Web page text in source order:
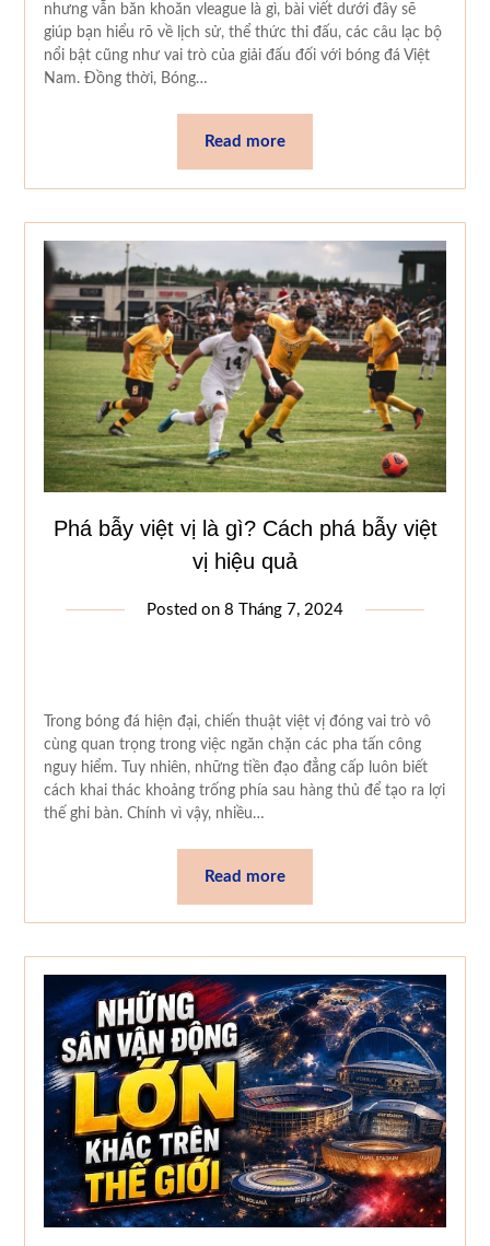
nhưng vẫn băn khoăn vleague là gì, bài viết dưới đây sẽ
giúp bạn hiểu rõ về lịch sử, thể thức thi đấu, các câu lạc bộ
nổi bật cũng như vai trò của giải đấu đối với bóng đá Việt
Nam. Đồng thời, Bóng…
Read more
Phá bẫy việt vị là gì? Cách phá bẫy việt
vị hiệu quả
Posted on 8 Tháng 7, 2024
Trong bóng đá hiện đại, chiến thuật việt vị đóng vai trò vô
cùng quan trọng trong việc ngăn chặn các pha tấn công
nguy hiểm. Tuy nhiên, những tiền đạo đẳng cấp luôn biết
cách khai thác khoảng trống phía sau hàng thủ để tạo ra lợi
thế ghi bàn. Chính vì vậy, nhiều…
Read more